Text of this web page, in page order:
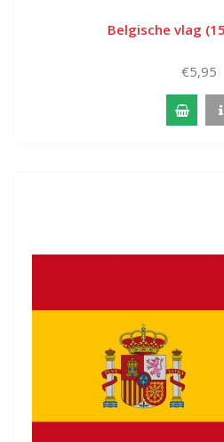
Belgische vlag
€5,95